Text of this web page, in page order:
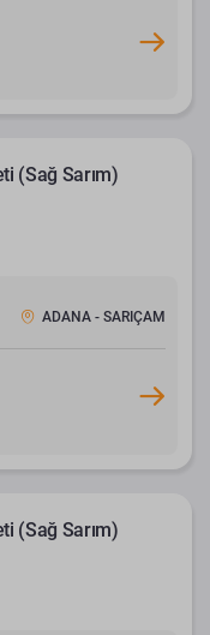
(Sağ Sarım)
ADANA - SARIÇAM
(Sağ Sarım)